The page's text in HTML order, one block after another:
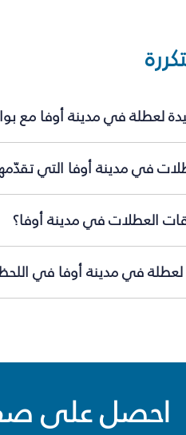
لعطلة في مدينة أوفا مع
في مدينة أوفا التي
العطلات في مدينة أوفا؟
في مدينة أوفا في
احصل على